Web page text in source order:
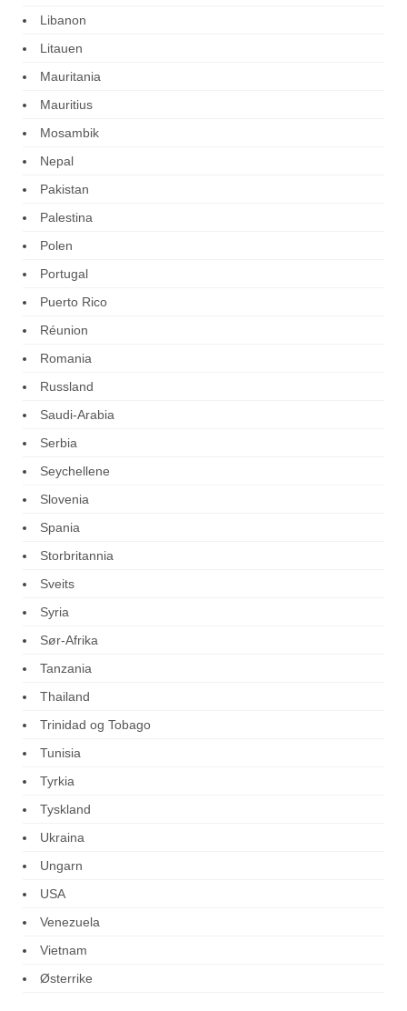
Libanon
Litauen
Mauritania
Mauritius
Mosambik
Nepal
Pakistan
Palestina
Polen
Portugal
Puerto Rico
Réunion
Romania
Russland
Saudi-Arabia
Serbia
Seychellene
Slovenia
Spania
Storbritannia
Sveits
Syria
Sør-Afrika
Tanzania
Thailand
Trinidad og Tobago
Tunisia
Tyrkia
Tyskland
Ukraina
Ungarn
USA
Venezuela
Vietnam
Østerrike